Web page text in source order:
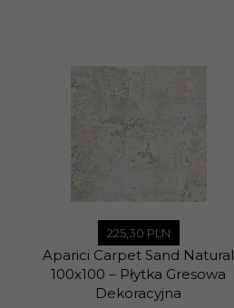
225, 30 PLN
Aparici Carpet Sand Natural
100x100 – Płytka Gresowa
Dekoracyjna